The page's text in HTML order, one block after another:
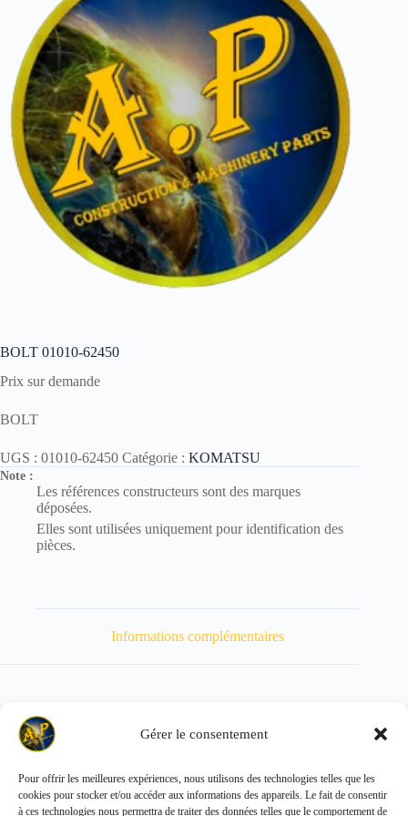
Gérer le consentement
Pour offrir les meilleures expériences, nous utilisons des technologies telles que les
cookies pour stocker et/ou accéder aux informations des appareils. Le fait de consentir
à ces technologies nous permettra de traiter des données telles que le comportement de
BOLT 01010-62450
Prix sur demande
BOLT
UGS : 01010-62450 Catégorie : KOMATSU
Note :
Les références constructeurs sont des marques
déposées.
Elles sont utilisées uniquement pour identification des
pièces.
Informations complémentaires
Poids 272 kg
Copyright © 2026 - ALL PARTS FRANCE SAS